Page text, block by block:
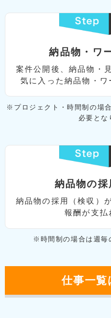
納品物・ワ
案件公開後、納品物・
気に⼊った納品物・ワ
※プロジェクト・時間制の場
必要とな
納品物の採
納品物の採⽤（検収）
報酬が⽀払
※時間制の場合は週毎
仕事⼀覧